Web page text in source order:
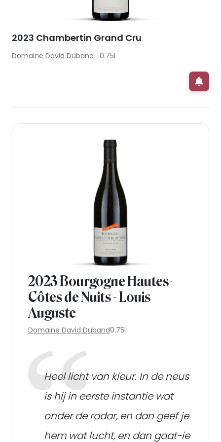
2023 Bourgogne Hautes-
Côtes de Nuits - Louis
Auguste
Domaine David Duband0.75l
Heel licht van kleur. In de neus
is hij in eerste instantie wat
onder de radar, en dan geef je
hem wat lucht, en dan gaat-ie
2023 Chambertin Grand Cru
Domaine David Duband 0.75l